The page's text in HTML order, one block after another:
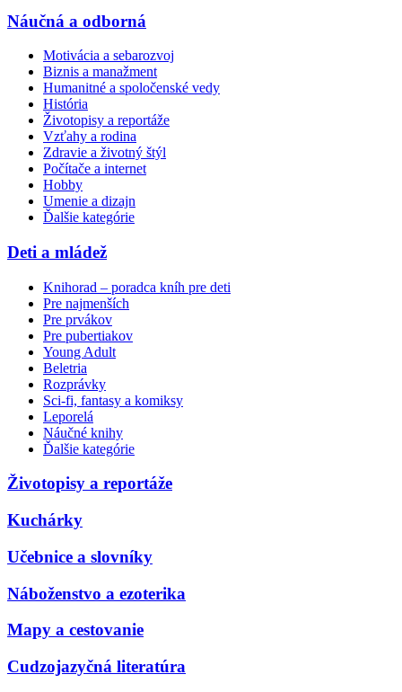
Náučná a odborná
Motivácia a sebarozvoj
Biznis a manažment
Humanitné a spoločenské vedy
História
Životopisy a reportáže
Vzťahy a rodina
Zdravie a životný štýl
Počítače a internet
Hobby
Umenie a dizajn
Ďalšie kategórie
Deti a mládež
Knihorad – poradca kníh pre deti
Pre najmenších
Pre prvákov
Pre pubertiakov
Young Adult
Beletria
Rozprávky
Sci-fi, fantasy a komiksy
Leporelá
Náučné knihy
Ďalšie kategórie
Životopisy a reportáže
Kuchárky
Učebnice a slovníky
Náboženstvo a ezoterika
Mapy a cestovanie
Cudzojazyčná literatúra